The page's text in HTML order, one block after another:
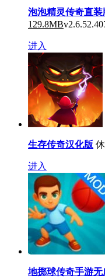
泡泡精灵传奇直装
129.8MB
进入
生存传奇汉化版
进入
地掷球传奇手游无